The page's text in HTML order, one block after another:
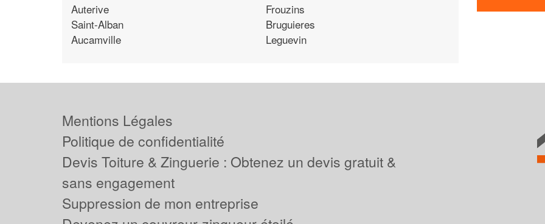
Auterive
Saint-Alban
Aucamville
Frouzins
Bruguieres
Leguevin
Mentions Légales
Politique de confidentialité
Devis Toiture & Zinguerie : Obtenez un devis gratuit &
sans engagement
Suppression de mon entreprise